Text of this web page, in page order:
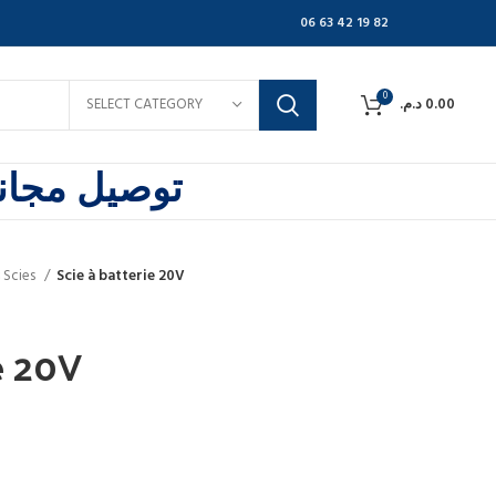
06 63 42 19 82
SELECT CATEGORY 0 0.00د.م.
توصيل
Scies Scie à batterie 20V
20V